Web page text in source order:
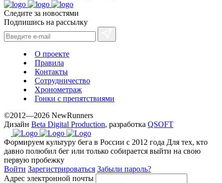
Следите за новостями
Подпишись на рассылку
О проекте
Правила
Контакты
Сотрудничество
Хронометраж
Гонки с препятствиями
©2012—2026 NewRunners
Дизайн Beta Digital Production, разработка QSOFT
Формируем культуру бега в России с 2012 года Для тех, кто
давно полюбил бег или только собирается выйти на свою
первую пробежку
Войти Зарегистрироваться Забыли пароль?
Адрес электронной почты